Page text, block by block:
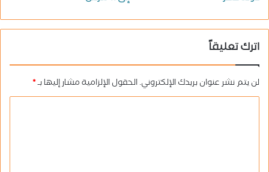
اترك تعليقاً
لن يتم نشر عنوان بريدك الإلكتروني.الحقول الإلزامية مشار إليها بـ*